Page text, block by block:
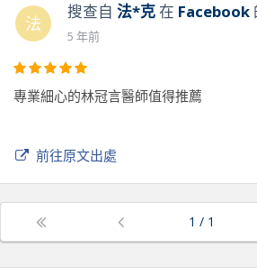
法
搜查自 法*克在 Facebook
5 年前
專業細心的林冠言醫師值得推薦
前往原文出處
1 / 1